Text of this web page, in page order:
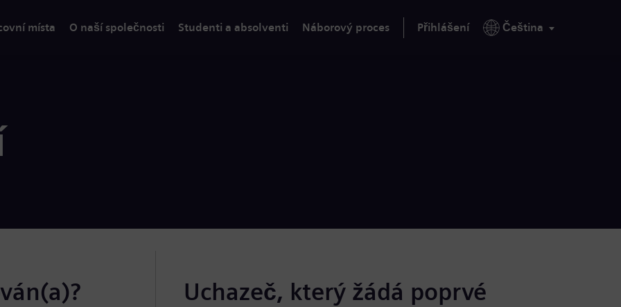
místa O naší společnosti Studenti a absolventi Náborový proces Přihlášení Čeština
Uchazeč, který žádá poprvé